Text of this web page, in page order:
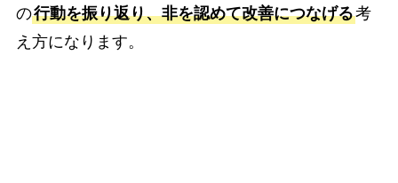
の行動を振り返り、非を認めて改善につなげる考
え方になります。